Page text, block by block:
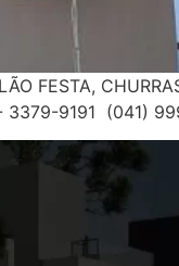
FESTA,
3379-9191 (041)